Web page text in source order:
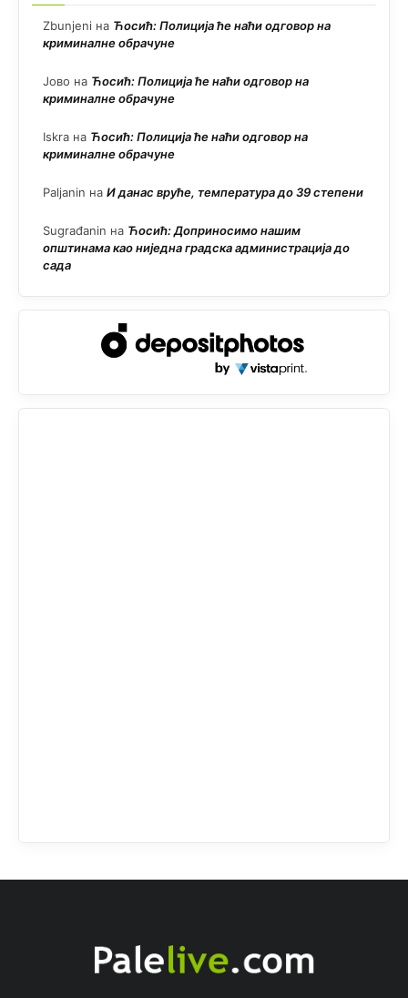
Zbunjeni на Ћосић: Полиција ће наћи одговор на
криминалне обрачуне
Јово на Ћосић: Полиција ће наћи одговор на
криминалне обрачуне
Iskra на Ћосић: Полиција ће наћи одговор на
криминалне обрачуне
Paljanin на И данас вруће, температура до 39 степени
Sugrađanin на Ћосић: Доприносимо нашим
општинама као ниједна градска администрација до
сада